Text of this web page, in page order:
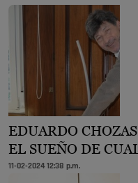
EDUARDO
EL SUEÑO DE
11-02-2024 12:38 p.m.